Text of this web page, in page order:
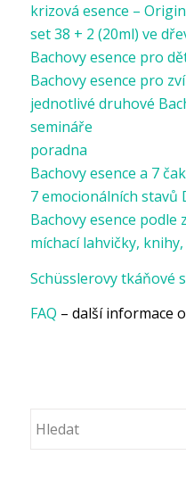
krizová esence –
set 38 + 2 (20ml) ve
Bachovy esence pro
Bachovy esence pro
jednotlivé druhové
semináře
poradna
Bachovy esence a 7
7 emocionálních stavů
Bachovy esence
míchací lahvičky,
Schüsslerovy tkáňové
FAQ – další informace